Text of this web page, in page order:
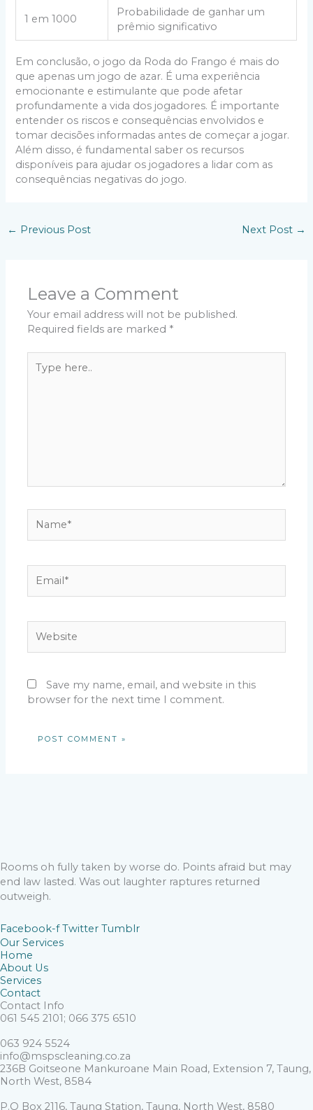
1 em 1000
Probabilidade de ganhar um
prêmio significativo
Em conclusão, o jogo da Roda do Frango é mais do
que apenas um jogo de azar. É uma experiência
emocionante e estimulante que pode afetar
profundamente a vida dos jogadores. É importante
entender os riscos e consequências envolvidos e
tomar decisões informadas antes de começar a jogar.
Além disso, é fundamental saber os recursos
disponíveis para ajudar os jogadores a lidar com as
consequências negativas do jogo.
← Previous Post Next Post →
Leave a Comment
Your email address will not be published.
Required fields are marked *
here..
Save my name, email, and website in this
browser for the next time I comment.
Rooms oh fully taken by worse do. Points afraid but may
end law lasted. Was out laughter raptures returned
outweigh.
Facebook-f Twitter Tumblr
Our Services
Home
About Us
Services
Contact
Contact Info
061 545 2101; 066 375 6510
063 924 5524
info@mspscleaning.co.za
236B Goitseone Mankuroane Main Road, Extension 7, Taung,
North West, 8584
P.O Box 2116, Taung Station, Taung, North West, 8580